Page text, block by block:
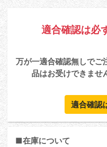
適合確認は必
万が一適合確認無しでご
品はお受けできませ
適合確認
■在庫について